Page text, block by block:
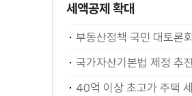
세액공제 확대
부동산정책 국민 대토론회